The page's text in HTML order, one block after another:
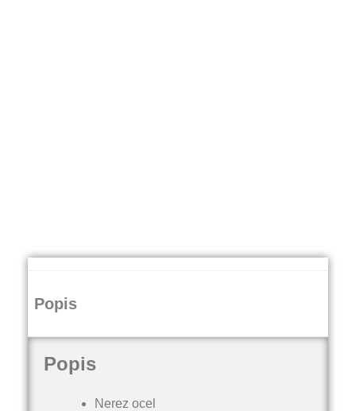
Popis
Popis
Nerez ocel